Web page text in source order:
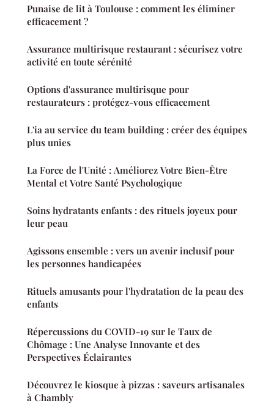
Punaise de lit à Toulouse : comment les éliminer
efficacement ?
Assurance multirisque restaurant : sécurisez votre
activité en toute sérénité
Options d'assurance multirisque pour
restaurateurs : protégez-vous efficacement
L'ia au service du team building : créer des équipes
plus unies
La Force de l'Unité : Améliorez Votre Bien-Être
Mental et Votre Santé Psychologique
Soins hydratants enfants : des rituels joyeux pour
leur peau
Agissons ensemble : vers un avenir inclusif pour
les personnes handicapées
Rituels amusants pour l'hydratation de la peau des
enfants
Répercussions du COVID-19 sur le Taux de
Chômage : Une Analyse Innovante et des
Perspectives Éclairantes
Découvrez le kiosque à pizzas : saveurs artisanales
à Chambly